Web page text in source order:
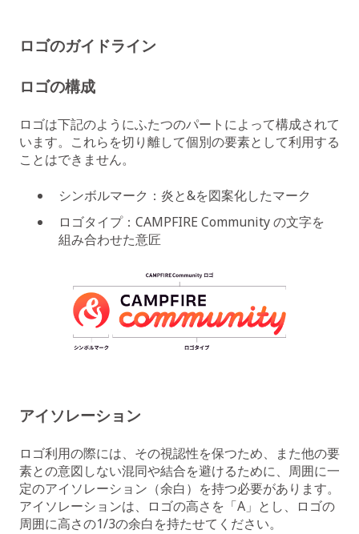
ロゴのガイドライン
ロゴの構成
ロゴは下記のようにふたつのパートによって構成されて
います。これらを切り離して個別の要素として利用する
ことはできません。
シンボルマーク：炎と&を図案化したマーク
ロゴタイプ：CAMPFIRE Community の文字を
組み合わせた意匠
アイソレーション
ロゴ利用の際には、その視認性を保つため、また他の要
素との意図しない混同や結合を避けるために、周囲に一
定のアイソレーション（余白）を持つ必要があります。
アイソレーションは、ロゴの高さを「A」とし、ロゴの
周囲に高さの1/3の余白を持たせてください。